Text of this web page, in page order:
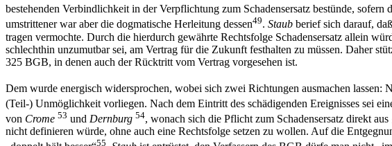
bestehenden Verbindlichkeit in der Verpflichtung zum Schadensersatz bestünde, sofern
umstrittener war aber die dogmatische Herleitung dessen49. Staub berief sich darauf,
tragen vermochte. Durch die hierdurch gewährte Rechtsfolge Schadensersatz allein
schlechthin unzumutbar sei, am Vertrag für die Zukunft festhalten zu müssen. Daher
325 BGB, in denen auch der Rücktritt vom Vertrag vorgesehen ist.
Dem wurde energisch widersprochen, wobei sich zwei Richtungen ausmachen lassen:
(Teil-) Unmöglichkeit vorliegen. Nach dem Eintritt des schädigenden Ereignisses sei
von Crome 53 und Dernburg 54, wonach sich die Pflicht zum Schadensersatz direkt
nicht definieren würde, ohne auch eine Rechtsfolge setzen zu wollen. Auf die
55